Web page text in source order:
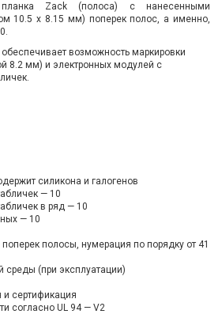
планка Zack (полоса) с нанесенными
10.5 х 8.15 мм) поперек полос, а именно,
возможность маркировки
8.2 мм) и электронных модулей с
силикона и галогенов
— 10
в ряд — 10
— 10
полосы, нумерация по порядку от 41
среды (при эксплуатации)
и сертификация
согласно UL 94 — V2